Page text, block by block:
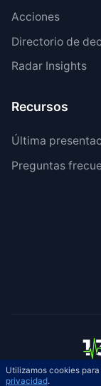
Acciones
Directorio de
Radar Insights
Recursos
Última
Preguntas
© 2026 13Radar.
Utilizamos cookies
privacidad.